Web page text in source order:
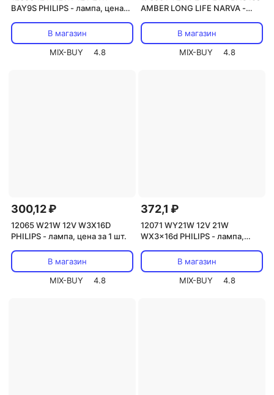
BAY9S PHILIPS - лампа, цена
В магазин
MIX-BUY
4.8
AMBER LONG LIFE NARVA -
В магазин
MIX-BUY
4.8
300,12 ₽
12065 W21W 12V W3X16D
PHILIPS - лампа, цена за 1 шт.
В магазин
MIX-BUY
4.8
372,1 ₽
12071 WY21W 12V 21W
WX3x16d PHILIPS - лампа,
В магазин
MIX-BUY
4.8